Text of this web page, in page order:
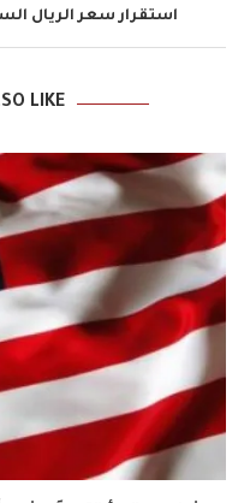
استقرار سعر الريال
LIKE